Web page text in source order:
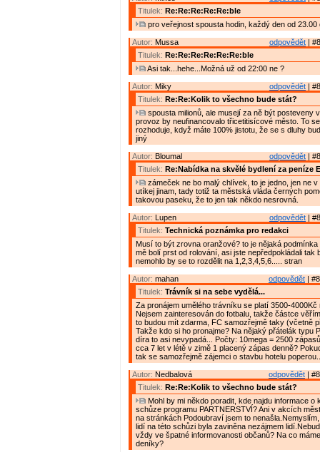
Titulek: Re:Re:Re:Re:Re:ble
pro veřejnost spousta hodin, každý den od 23.00
odpovědět |
Autor: Mussa
Titulek: Re:Re:Re:Re:Re:Re:ble
Asi tak...hehe...Možná už od 22:00 ne ?
odpovědět |
Autor: Miky
Titulek: Re:Re:Kolik to všechno bude stát?
spousta milionů, ale musejí za ně být posteveny
provoz by neufinancovalo třicetitisícové město. To
rozhoduje, když máte 100% jistotu, že se s dluhy
jiný
odpovědět |
Autor: Bloumal
Titulek: Re:Nabídka na skvělé bydlení za peníze
zámeček ne bo malý chlívek, to je jedno, jen ne v
utíkej jinam, tady totiž ta městská vláda černých
takovou paseku, že to jen tak někdo nesrovná.
odpovědět |
Autor: Lupen
Titulek: Technická poznámka pro redakci
Musí to být zrovna oranžové? to je nějaká
mě bolí prst od rolování, asi jste nepředpokládali tak
nemohlo by se to rozdělit na 1,2,3,4,5,6..... stran
odpovědět |
Autor: mahan
Titulek: Trávník si na sebe vydělá...
Za pronájem umělého trávníku se platí 3500-4000Kč
Nejsem zainteresován do fotbalu, takže částce
to budou mít zdarma, FC samozřejmě taky (včetně
Takže kdo si ho pronajme? Na nějaký přátelák typu
díra to asi nevypadá... Počty: 10mega = 2500
cca 7 let v létě v zimě 1 placený zápas denně?
tak se samozřejmě zájemci o stavbu hotelu
odpovědět |
Autor: Nedbalová
Titulek: Re:Re:Kolik to všechno bude stát?
Mohl by mi někdo poradit, kde najdu informace o
schůze programu PARTNERSTVÍ? Ani v akcích
na stránkách Podoubraví jsem to
lidí na této schůzi byla zaviněna nezájmem
vždy ve špatné informovanosti občanů? Na co
deníky?